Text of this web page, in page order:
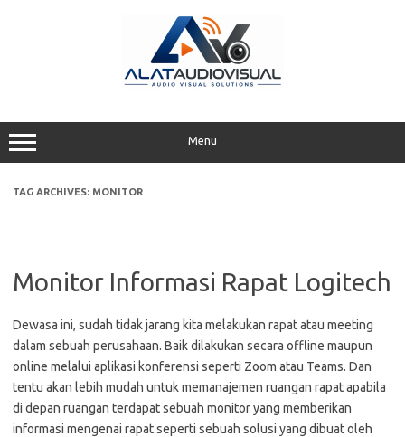
Menu
TAG ARCHIVES: MONITOR
Monitor Informasi Rapat Logitech
Dewasa ini, sudah tidak jarang kita melakukan rapat atau meeting
dalam sebuah perusahaan. Baik dilakukan secara offline maupun
online melalui aplikasi konferensi seperti Zoom atau Teams. Dan
tentu akan lebih mudah untuk memanajemen ruangan rapat apabila
di depan ruangan terdapat sebuah monitor yang memberikan
informasi mengenai rapat seperti sebuah solusi yang dibuat oleh